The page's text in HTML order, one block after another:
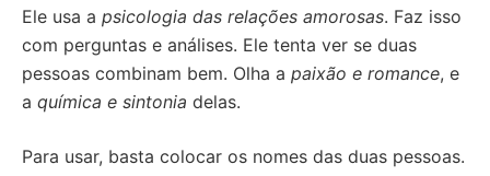
Ele usa a psicologia das relações amorosas. Faz isso
com perguntas e análises. Ele tenta ver se duas
pessoas combinam bem. Olha a paixão e romance, e
a química e sintonia delas.
Para usar, basta colocar os nomes das duas pessoas.